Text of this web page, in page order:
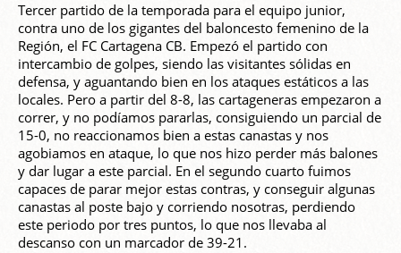
Tercer partido de la temporada para el equipo junior,
contra uno de los gigantes del baloncesto femenino de la
Región, el FC Cartagena CB. Empezó el partido con
intercambio de golpes, siendo las visitantes sólidas en
defensa, y aguantando bien en los ataques estáticos a las
locales. Pero a partir del 8-8, las cartageneras empezaron a
correr, y no podíamos pararlas, consiguiendo un parcial de
15-0, no reaccionamos bien a estas canastas y nos
agobiamos en ataque, lo que nos hizo perder más balones
y dar lugar a este parcial. En el segundo cuarto fuimos
capaces de parar mejor estas contras, y conseguir algunas
canastas al poste bajo y corriendo nosotras, perdiendo
este periodo por tres puntos, lo que nos llevaba al
descanso con un marcador de 39-21.